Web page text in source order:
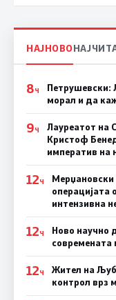
НАЈНОВО
8Ч
Петрушевски:
морал и да
9Ч
Лауреатот на
Кристоф
императив на
12Ч
Мерџановски
операцијата
интензивна
12Ч
Ново научно
современата
12Ч
Жител на
контрол врз